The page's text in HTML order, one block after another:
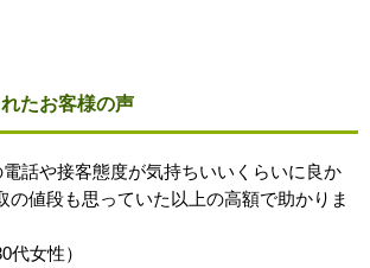
たお客様の声
話や接客態度が気持ちいいくらいに良か
の値段も思っていた以上の高額で助かりま
女性）